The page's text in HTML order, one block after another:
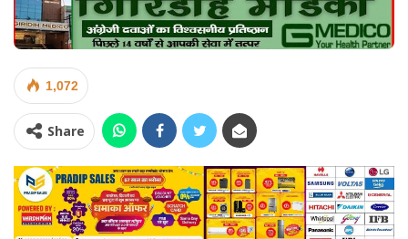
1,072
Share